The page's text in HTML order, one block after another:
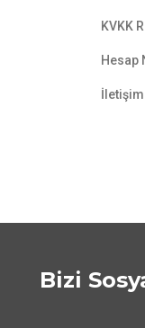
KVKK
Hesap
İletişim
Bizi